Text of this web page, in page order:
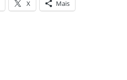
X Mais